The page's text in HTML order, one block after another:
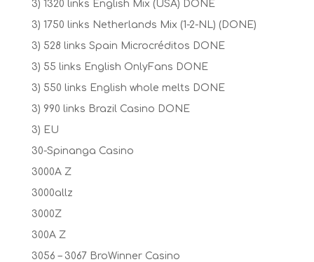
3) 1320 links English Mix (USA) DONE
3) 1750 links Netherlands Mix (1-2-NL) (DONE)
3) 528 links Spain Microcréditos DONE
3) 55 links English OnlyFans DONE
3) 550 links English whole melts DONE
3) 990 links Brazil Casino DONE
3) EU
30-Spinanga Casino
3000A Z
3000allz
3000Z
300A Z
3056 – 3067 BroWinner Casino